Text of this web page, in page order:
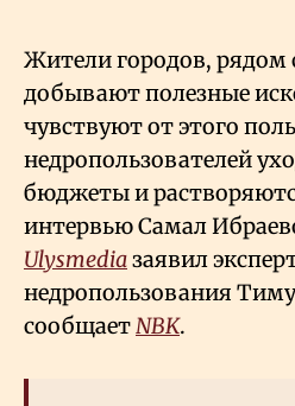
Жители городов, рядом
добывают полезные
чувствуют от этого
недропользователей
бюджеты и
интервью Самал
Ulysmediaзаявил
недропользования
сообщаетNBK.